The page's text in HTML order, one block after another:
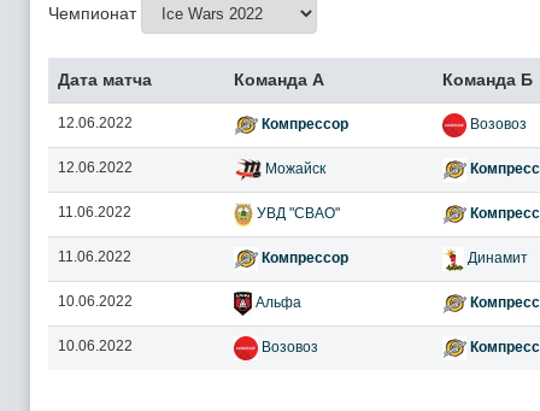
Чемпионат
Дата матча Команда А Команда Б
12.06.2022 Компрессор Возовоз
12.06.2022 Можайск
11.06.2022 УВД "СВАО"
11.06.2022 Компрессор Динамит
10.06.2022 Альфа
10.06.2022 Возовоз